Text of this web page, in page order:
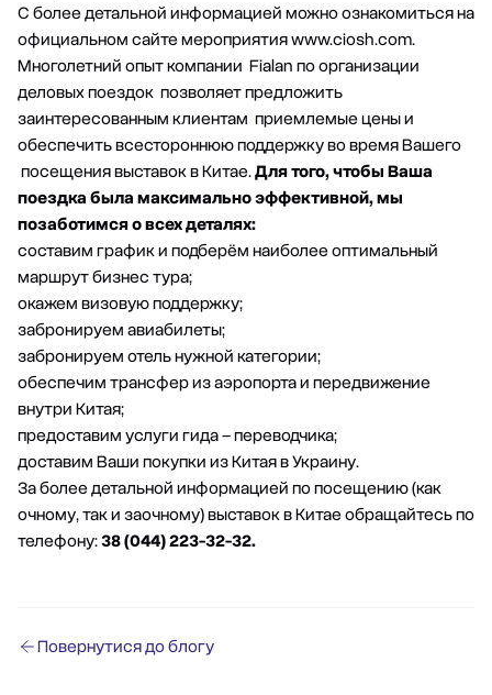
С более детальной информацией можно ознакомиться на
официальном сайте мероприятия www.ciosh.com.
Многолетний опыт компании Fialan по организации
деловых поездок позволяет предложить
заинтересованным клиентам приемлемые цены и
обеспечить всестороннюю поддержку во время Вашего
посещения выставок в Китае.Для того, чтобы Ваша
поездка была максимально эффективной, мы
позаботимся о всех деталях:
составим график и подберём наиболее оптимальный
маршрут бизнес тура;
окажем визовую поддержку;
забронируем авиабилеты;
забронируем отель нужной категории;
обеспечим трансфер из аэропорта и передвижение
внутри Китая;
предоставим услуги гида – переводчика;
доставим Ваши покупки из Китая в Украину.
За более детальной информацией по посещению (как
очному, так и заочному) выставок в Китае обращайтесь по
телефону:38 (044) 223-32-32.
Повернутися до блогу